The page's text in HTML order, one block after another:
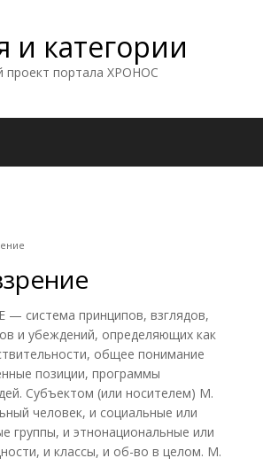
и категории
проект портала ХРОНОС
система принципов, взглядов,
и убеждений, определяющих как
общее понимание
позиции, программы
Субъектом (или носителем) М.
человек, и социальные или
группы, и этнонациональные или
и классы, и об-во в целом. М.